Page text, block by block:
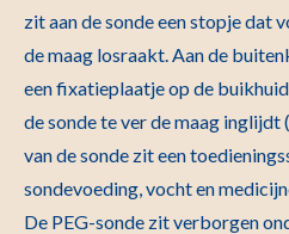
zit aan de sonde een stopje dat
de maag losraakt. Aan de
een fixatieplaatje op de
de sonde te ver de maag inglijdt
van de sonde zit een
sondevoeding, vocht en
De PEG-sonde zit verborgen